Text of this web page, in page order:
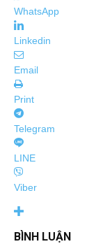
WhatsApp
Linkedin
Email
Print
Telegram
LINE
Viber
BÌNH LUẬN